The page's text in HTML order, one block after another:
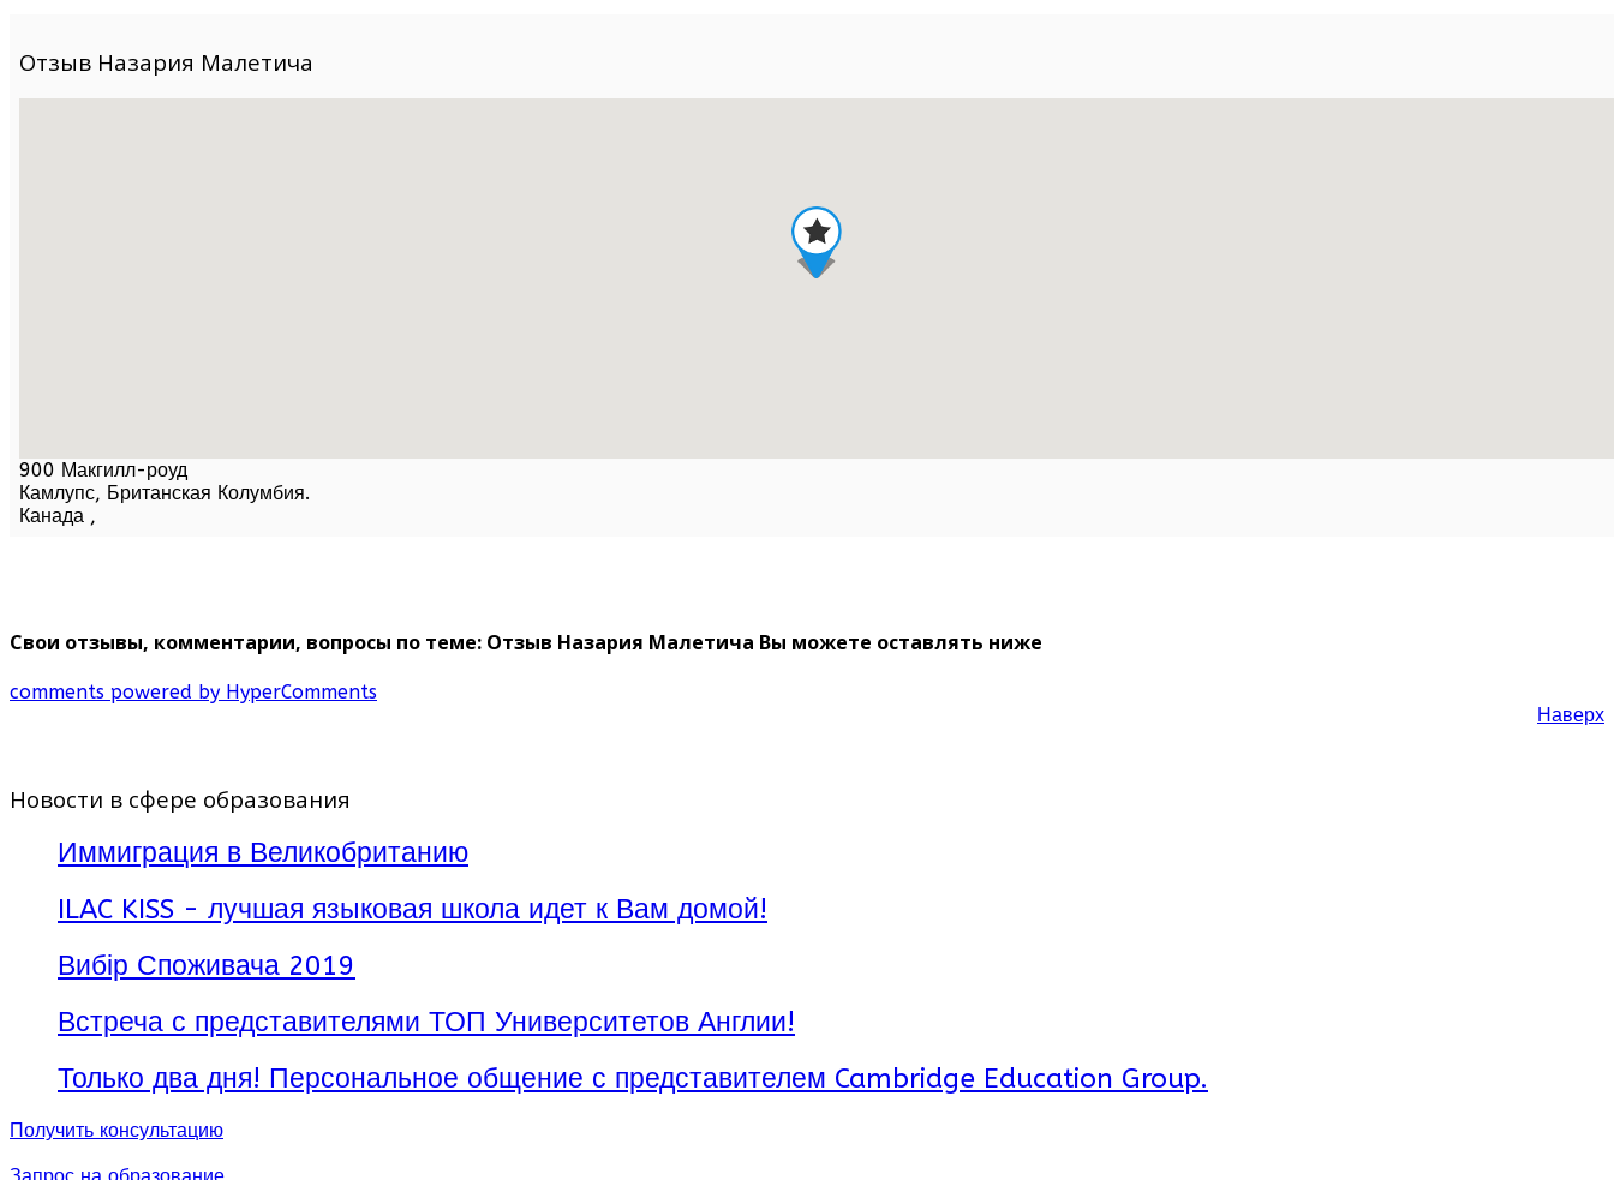
Отзыв Назария Малетича
900 Макгилл-роуд
Камлупс, Британская Колумбия.
Канада ,
Свои отзывы, комментарии, вопросы по теме: Отзыв Назария Малетича Вы можете оставлять ниже
comments powered by HyperComments
Наверх
Новости в сфере образования
Иммиграция в Великобританию
ILAC KISS - лучшая языковая школа идет к Вам домой!
Вибір Споживача 2019
Встреча с представителями ТОП Университетов Англии!
Только два дня! Персональное общение с представителем Cambridge Education Group.
Получить консультацию
Запрос на образование